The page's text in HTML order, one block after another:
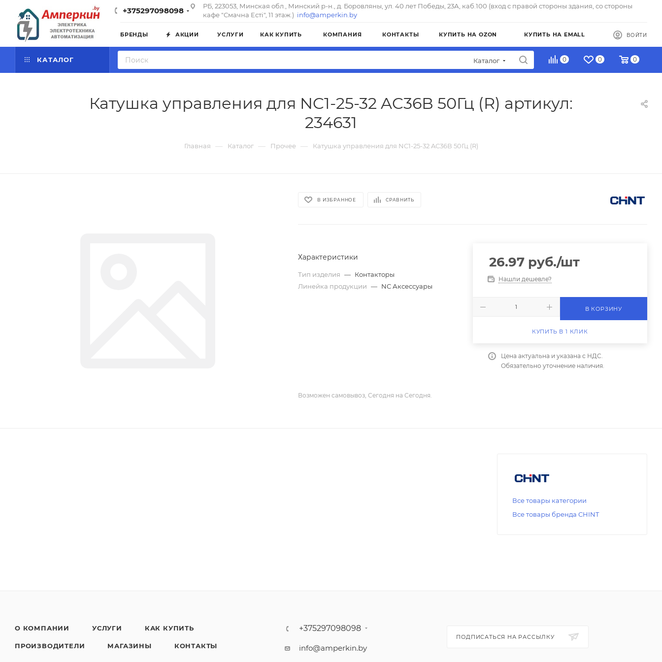
+375297098098
РБ, 223053, Минская обл., Минский р-н., д. Боровляны, ул. 40 лет Победы, 23А, каб.100 (вход с правой стороны здания, со стороны
кафе "Смачна Естi", 11 этаж.) info@amperkin.by
БРЕНДЫ АКЦИИ УСЛУГИ КАК КУПИТЬ КОМПАНИЯ КОНТАКТЫ КУПИТЬ НА OZON КУПИТЬ НА EMALL ВОЙТИ
КАТАЛОГ Каталог 0 0 0
Катушка управления для NC1-25-32 AC36В 50Гц (R) артикул:
234631
Главная — Каталог — Прочее — Катушка управления для NC1-25-32 AC36В 50Гц (R)
В ИЗБРАННОЕ СРАВНИТЬ
Характеристики
Тип изделия — Контакторы
Линейка продукции — NC Аксессуары
26.97руб./шт
Нашли дешевле?
В КОРЗИНУ
КУПИТЬ В 1 КЛИК
Цена актуальна и указана с НДС.
Обязательно уточнение наличия.
Возможен самовывоз, Сегодня на Сегодня.
Все товары категории
Все товары бренда CHINT
О КОМПАНИИ УСЛУГИ КАК КУПИТЬ
ПРОИЗВОДИТЕЛИ МАГАЗИНЫ КОНТАКТЫ
+375297098098
info@amperkin.by
ПОДПИСАТЬСЯ НА РАССЫЛКУ